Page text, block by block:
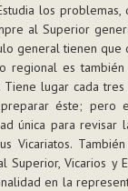
los problemas,
al Superior
general tienen que
regional es
Tiene lugar cada
éste; pero
única para revisar
Vicariatos.
Superior, Vicarios y
en la